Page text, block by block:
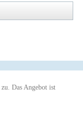
zu. Das Angebot ist